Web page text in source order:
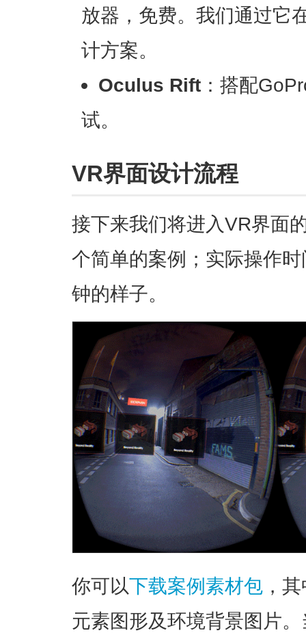
放器，免费。我们通过它
计方案。
Oculus Rift：搭配
试。
VR界面设计流程
接下来我们将进入VR界面
个简单的案例；实际操作
钟的样子。
你可以下载案例素材包 ，
元素图形及环境背景图片